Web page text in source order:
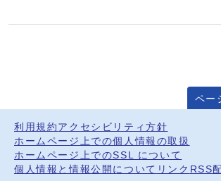
ペー
利用規約 アクセシビリティ方針
ホームページ上での個人情報の取扱
ホームページ上でのSSL について
個人情報と情報公開について リンク RSS